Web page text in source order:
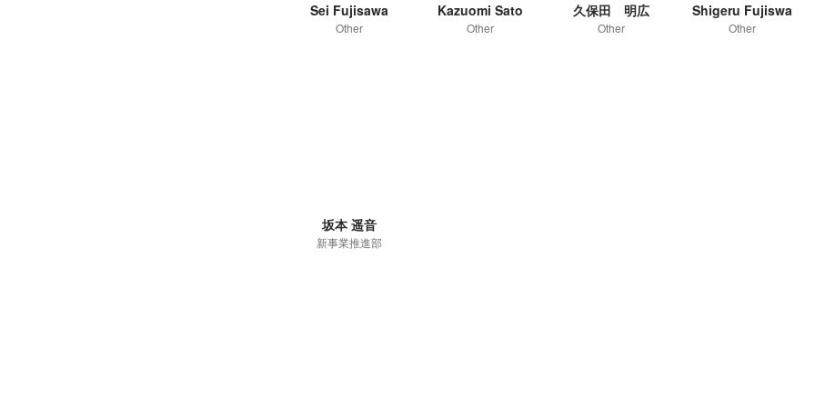
Sei Fujisawa
Other
Kazuomi Sato
Other
久保田 明広
Other
Shigeru Fujiswa
Other
坂本 遥音
新事業推進部